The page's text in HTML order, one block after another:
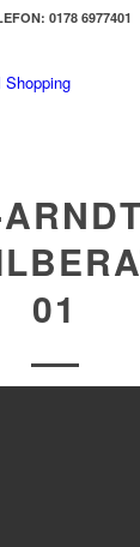
0178 6977401
01